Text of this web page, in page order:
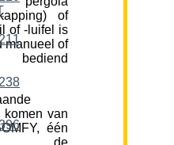
of
of -luifel is
manueel of
bediend
komen van
één
de